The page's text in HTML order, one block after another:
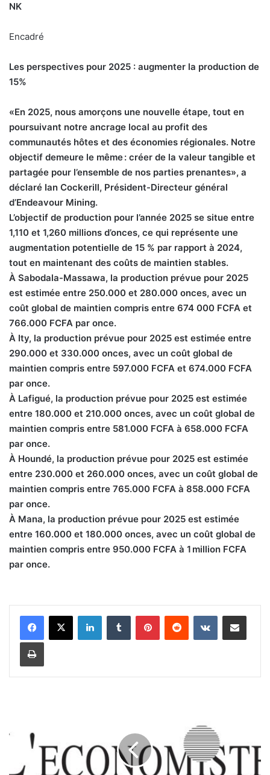
NK
Encadré
Les perspectives pour 2025 : augmenter la production de
15%
«En 2025, nous amorçons une nouvelle étape, tout en
poursuivant notre ancrage local au profit des
communautés hôtes et des économies régionales. Notre
objectif demeure le même : créer de la valeur tangible et
partagée pour l’ensemble de nos parties prenantes», a
déclaré Ian Cockerill, Président-Directeur général
d’Endeavour Mining.
L’objectif de production pour l’année 2025 se situe entre
1,110 et 1,260 millions d’onces, ce qui représente une
augmentation potentielle de 15 % par rapport à 2024,
tout en maintenant des coûts de maintien stables.
À Sabodala-Massawa, la production prévue pour 2025
est estimée entre 250.000 et 280.000 onces, avec un
coût global de maintien compris entre 674 000 FCFA et
766.000 FCFA par once.
À Ity, la production prévue pour 2025 est estimée entre
290.000 et 330.000 onces, avec un coût global de
maintien compris entre 597.000 FCFA et 674.000 FCFA
par once.
À Lafigué, la production prévue pour 2025 est estimée
entre 180.000 et 210.000 onces, avec un coût global de
maintien compris entre 581.000 FCFA à 658.000 FCFA
par once.
À Houndé, la production prévue pour 2025 est estimée
entre 230.000 et 260.000 onces, avec un coût global de
maintien compris entre 765.000 FCFA à 858.000 FCFA
par once.
À Mana, la production prévue pour 2025 est estimée
entre 160.000 et 180.000 onces, avec un coût global de
maintien compris entre 950.000 FCFA à 1 million FCFA
par once.